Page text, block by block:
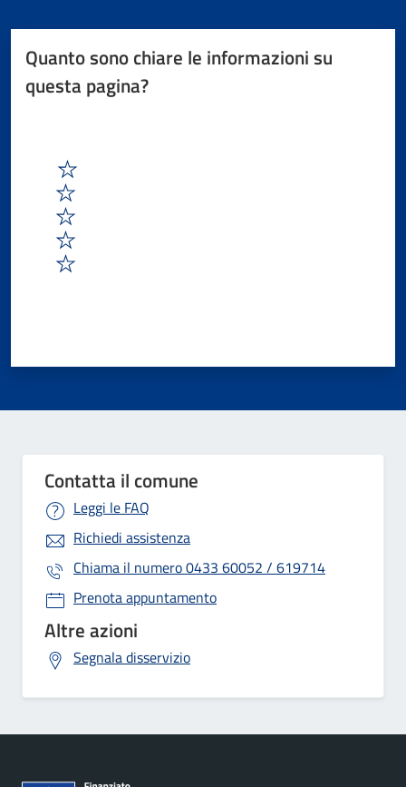
Quanto sono chiare le informazioni su
questa pagina?
1
2
3
4
5
Contatta il comune
Leggi le FAQ
Richiedi assistenza
Chiama il numero0433 60052 / 619714
Prenota appuntamento
Altre azioni
Segnala disservizio